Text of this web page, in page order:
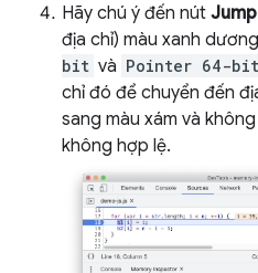
Hãy chú ý đến nút
địa chỉ) màu xanh
bit và Pointer 64-bit
chỉ đó để chuyển đến
sang màu xám và
không hợp lệ.